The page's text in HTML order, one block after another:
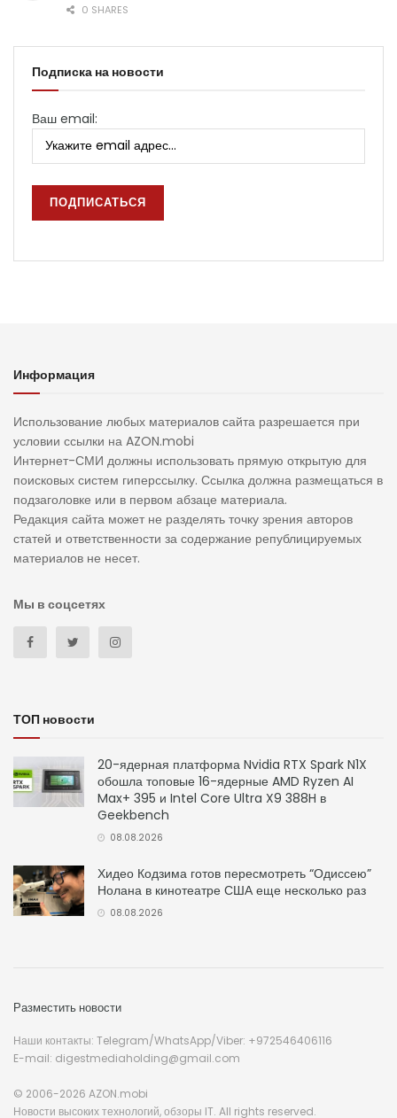
0 SHARES
Подписка на новости
Ваш email:
Информация
Использование любых материалов сайта разрешается при
условии ссылки на AZON.mobi
Интернет-СМИ должны использовать прямую открытую для
поисковых систем гиперссылку. Ссылка должна размещаться в
подзаголовке или в первом абзаце материала.
Редакция сайта может не разделять точку зрения авторов
статей и ответственности за содержание републицируемых
материалов не несет.
Мы в соцсетях
ТОП новости
20-ядерная платформа Nvidia RTX Spark N1X
обошла топовые 16-ядерные AMD Ryzen AI
Max+ 395 и Intel Core Ultra X9 388H в
Geekbench
08.08.2026
Хидео Кодзима готов пересмотреть “Одиссею”
Нолана в кинотеатре США еще несколько раз
08.08.2026
Разместить новости
Наши контакты: Telegram/WhatsApp/Viber: +972546406116
E-mail: digestmediaholding@gmail.com
© 2006-2026 AZON.mobi
Новости высоких технологий, обзоры IT. All rights reserved.